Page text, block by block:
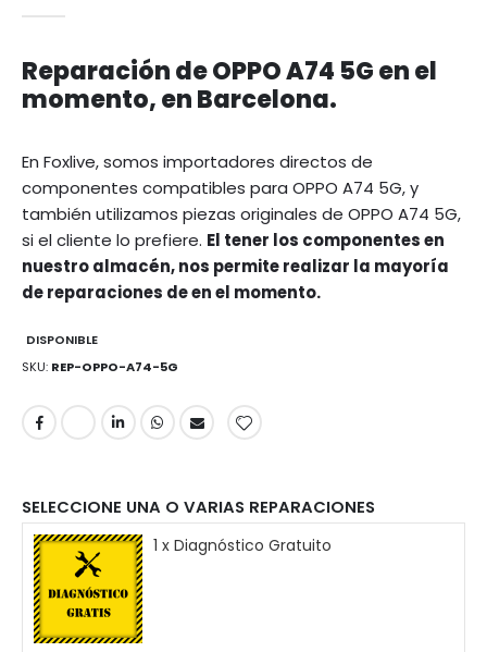
Reparación de OPPO A74 5G en el
momento, en Barcelona.
En Foxlive, somos importadores directos de
componentes compatibles para OPPO A74 5G, y
también utilizamos piezas originales de OPPO A74 5G,
si el cliente lo prefiere. El tener los componentes en
nuestro almacén, nos permite realizar la mayoría
de reparaciones de en el momento.
DISPONIBLE
SKU REP-OPPO-A74-5G
SELECCIONE UNA O VARIAS REPARACIONES
1 x Diagnóstico Gratuito